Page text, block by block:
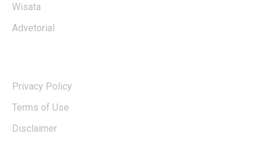
Wisata
Advetorial
Privacy Policy
Terms of Use
Disclaimer